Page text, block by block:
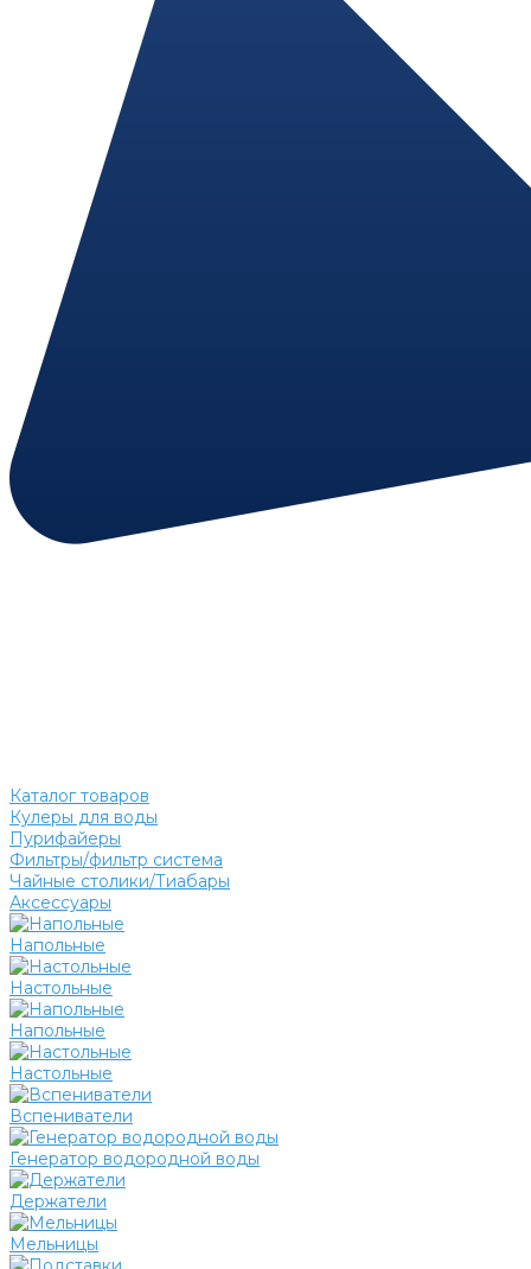
Каталог товаров
Кулеры для воды
Пурифайеры
Фильтры/фильтр система
Чайные столики/Тиабары
Аксессуары
Напольные
Настольные
Напольные
Настольные
Вспениватели
Генератор водородной воды
Держатели
Мельницы